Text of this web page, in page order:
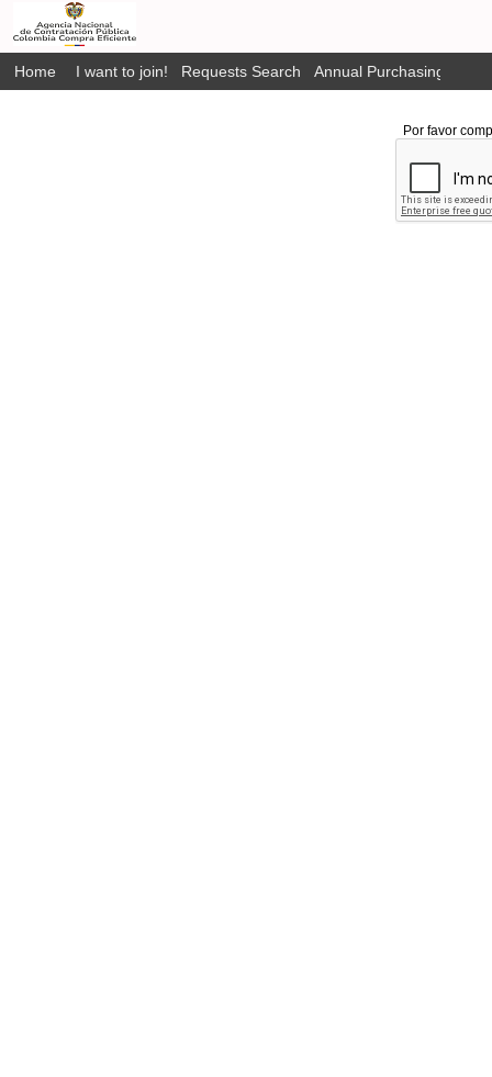
Home I want to join! Requests Search Annual Purchasing Plan
Por favor